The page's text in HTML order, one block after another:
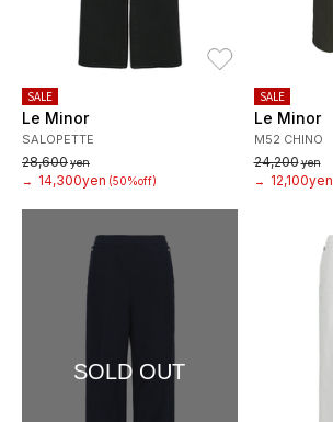
SALE
Le Minor
SALOPETTE
28,600yen
→
14,300yen (50%off)
SALE
Le Minor
M52 CHINO
24,200yen
→
12,100yen
SOLD OUT